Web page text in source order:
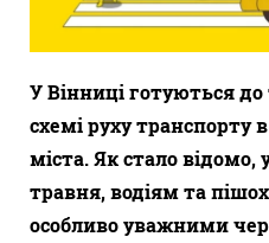
У Вінниці готуються
схемі руху транспорту
міста. Як стало
травня, водіям та
особливо уважними